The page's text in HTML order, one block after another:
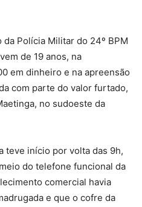
Polícia Militar do 24º BPM
de 19 anos, na
em dinheiro e na apreensão
com parte do valor furtado,
no sudoeste da
teve início por volta das 9h,
do telefone funcional da
comercial havia
e que o cofre da